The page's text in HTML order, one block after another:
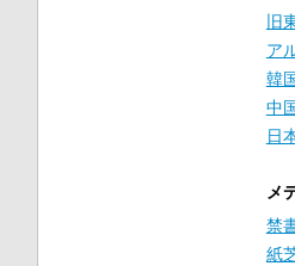
旧
ア
韓
中
日
メ
禁
紙